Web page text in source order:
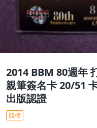
2014 BBM 80週年
親筆簽名卡 20/51
出版認證
競標